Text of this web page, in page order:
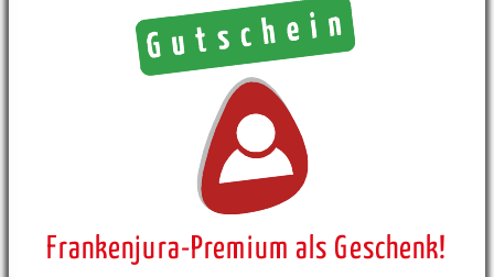
Frankenjura-Premium als Geschenk!